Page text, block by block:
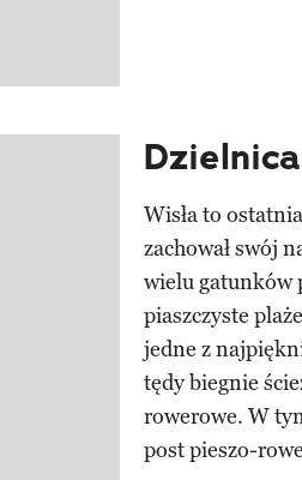
Wisła to
zachował swój
wielu gatunków
piaszczyste
jedne z
tędy biegnie
rowerowe. W
post pieszo-